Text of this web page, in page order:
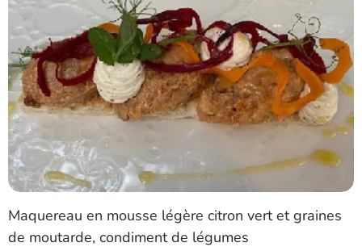
Maquereau en mousse légère citron vert et graines
de moutarde, condiment de légumes